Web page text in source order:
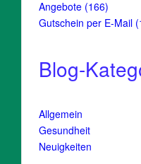
Produkte
Angebote 166166
Gutschein per E-Mail
Blog-
Allgemein
Gesundheit
Neuigkeiten